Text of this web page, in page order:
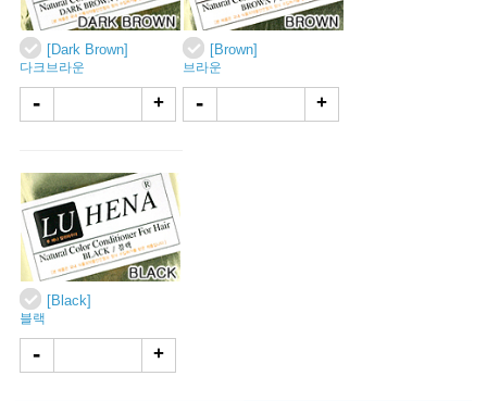
[Dark Brown]
다크브라운
- +
[Brown]
브라운
- +
[Black]
블랙
- +